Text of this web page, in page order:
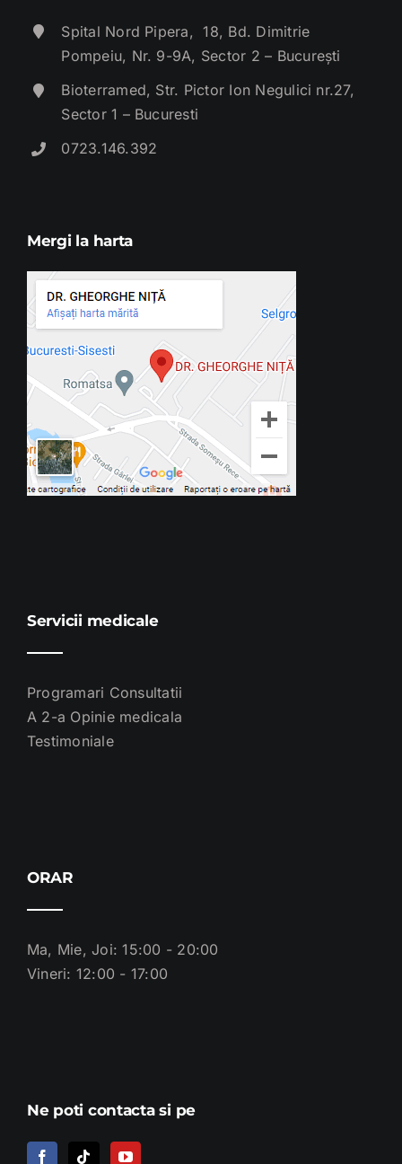
Spital Nord Pipera, 18, Bd. Dimitrie
Pompeiu, Nr. 9-9A, Sector 2 – București
Bioterramed, Str. Pictor Ion Negulici nr.27,
Sector 1 – Bucuresti
0723.146.392
Mergi la harta
Servicii medicale
Programari Consultatii
A 2-a Opinie medicala
Testimoniale
ORAR
Ma, Mie, Joi: 15:00 - 20:00
Vineri: 12:00 - 17:00
Ne poti contacta si pe